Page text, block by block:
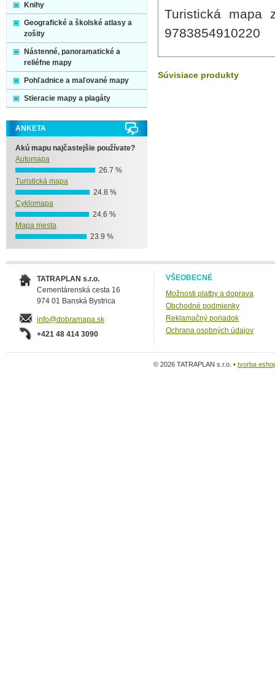
Turistická mapa
9783854910220
Súvisiace produkty
Knihy
Geografické a školské atlasy a
zošity
Nástenné, panoramatické a
reliéfne mapy
Pohľadnice a maľované mapy
Stieracie mapy a plagáty
ANKETA
Akú mapu najčastejšie používate?
Automapa
26.7 %
Turistická mapa
24.8 %
Cyklomapa
24.6 %
Mapa mesta
23.9 %
TATRAPLAN s.r.o.
Cementárenská cesta 16
974 01 Banská Bystrica
info@dobramapa.sk
+421 48 414 3090
VŠEOBECNÉ
Možnosti platby a doprava
Obchodné podmienky
Reklamačný poriadok
Ochrana osobných údajov
© 2026 TATRAPLAN s.r.o. • tvorba